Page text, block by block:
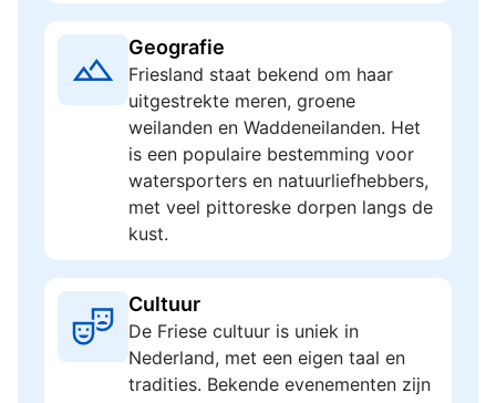
Geografie
Friesland staat bekend om haar
uitgestrekte meren, groene
weilanden en Waddeneilanden. Het
is een populaire bestemming voor
watersporters en natuurliefhebbers,
met veel pittoreske dorpen langs de
kust.
Cultuur
De Friese cultuur is uniek in
Nederland, met een eigen taal en
tradities. Bekende evenementen zijn